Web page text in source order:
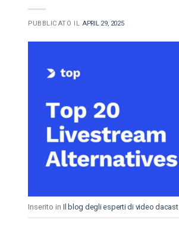
PUBBLICATO IL APRIL 29, 2025
Inserito in Il blog degli esperti di video dacast